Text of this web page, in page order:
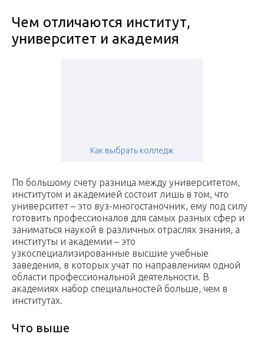
Чем отличаются институт,
университет и академия
Как выбрать колледж
По большому счету разница между университетом,
институтом и академией состоит лишь в том, что
университет – это вуз-многостаночник, ему под силу
готовить профессионалов для самых разных сфер и
заниматься наукой в различных отраслях знания, а
институты и академии – это
узкоспециализированные высшие учебные
заведения, в которых учат по направлениям одной
области профессиональной деятельности. В
академиях набор специальностей больше, чем в
институтах.
Что выше